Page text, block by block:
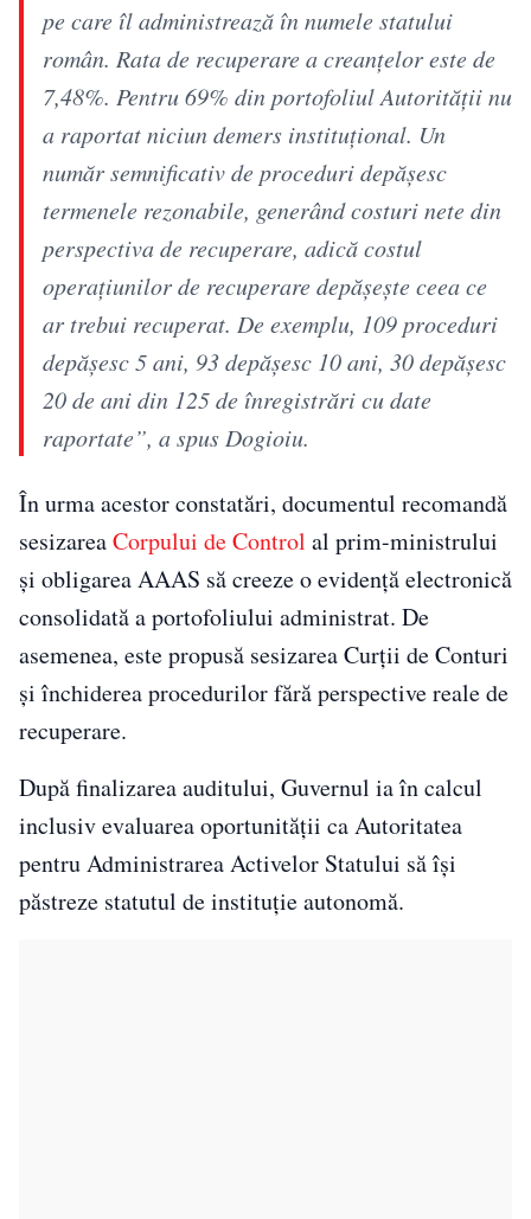
pe care îl administrează în numele statului
român. Rata de recuperare a creanţelor este de
7,48%. Pentru 69% din portofoliul Autorităţii nu
a raportat niciun demers instituţional. Un
număr semnificativ de proceduri depăşesc
termenele rezonabile, generând costuri nete din
perspectiva de recuperare, adică costul
operaţiunilor de recuperare depăşeşte ceea ce
ar trebui recuperat. De exemplu, 109 proceduri
depăşesc 5 ani, 93 depăşesc 10 ani, 30 depăşesc
20 de ani din 125 de înregistrări cu date
raportate”, a spus Dogioiu.
În urma acestor constatări, documentul recomandă
sesizareaCorpului de Control al prim-ministrului
și obligarea AAAS să creeze o evidență electronică
consolidată a portofoliului administrat. De
asemenea, este propusă sesizarea Curții de Conturi
și închiderea procedurilor fără perspective reale de
recuperare.
După finalizarea auditului, Guvernul ia în calcul
inclusiv evaluarea oportunității ca Autoritatea
pentru Administrarea Activelor Statului să își
păstreze statutul de instituție autonomă.